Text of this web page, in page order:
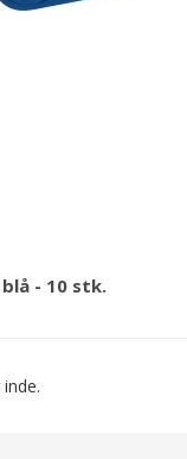
- 10 stk.